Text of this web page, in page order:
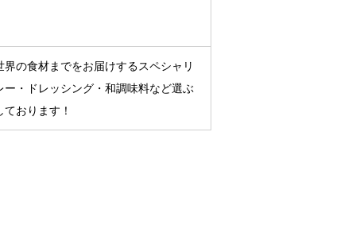
の食材までをお届けするスペシャリ
・ドレッシング・和調味料など選ぶ
おります！